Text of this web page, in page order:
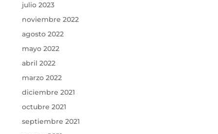
julio 2023
noviembre 2022
agosto 2022
mayo 2022
abril 2022
marzo 2022
diciembre 2021
octubre 2021
septiembre 2021